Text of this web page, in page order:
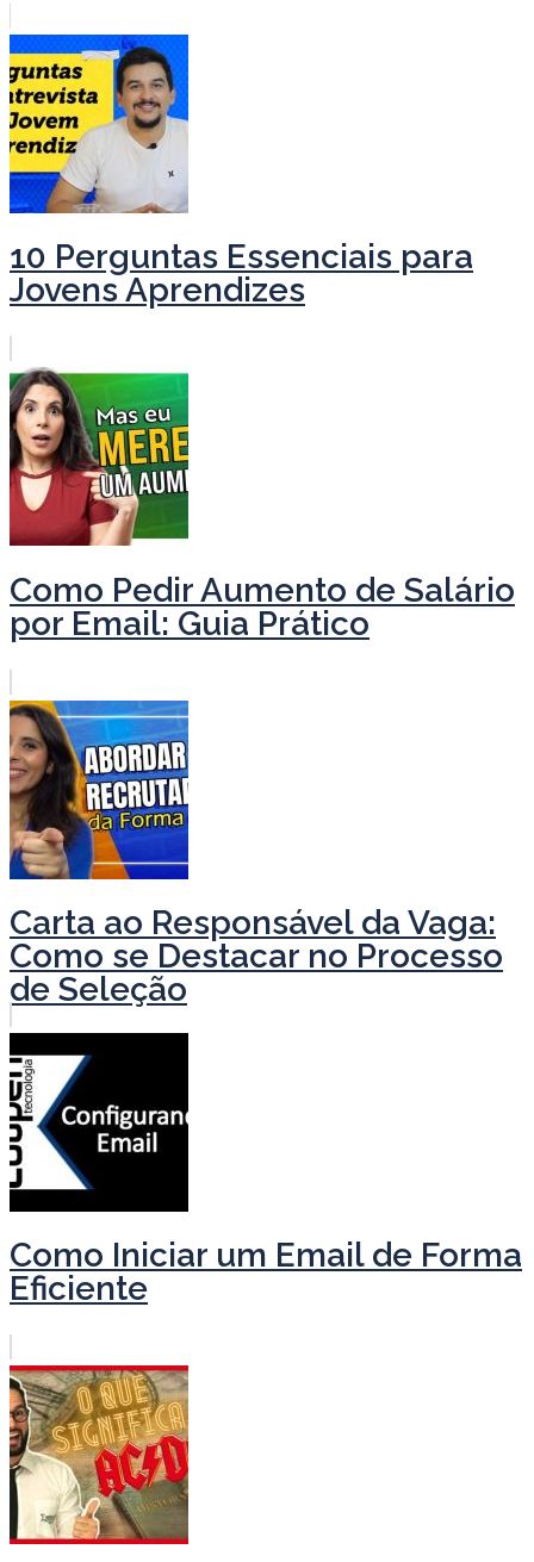
10 Perguntas Essenciais para
Jovens Aprendizes
Como Pedir Aumento de Salário
por Email: Guia Prático
Carta ao Responsável da Vaga:
Como se Destacar no Processo
de Seleção
Como Iniciar um Email de Forma
Eficiente